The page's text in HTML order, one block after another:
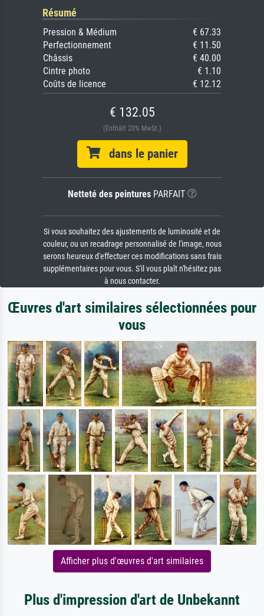
Résumé
Pression & Médium
€ 67.33
Perfectionnement
€ 11.50
Châssis
€ 40.00
Cintre photo
€ 1.10
Coûts de licence
€ 12.12
€ 132.05
(Enthält 20% MwSt.)
dans le panier
Netteté des peinturesPARFAIT
Si vous souhaitez des ajustements de luminosité et de
couleur, ou un recadrage personnalisé de l'image, nous
serons heureux d'effectuer ces modifications sans frais
supplémentaires pour vous. S'il vous plaît n'hésitez pas
à nous contacter.
Œuvres d'art similaires sélectionnées pour
vous
Afficher plus d'œuvres d'art similaires
Plus d'impression d'art de Unbekannt